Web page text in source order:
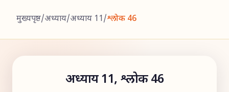
मुख्यपृष्ठ/अध्याय/अध्याय 11/श्लोक 46
अध्याय 11, श्लोक 46